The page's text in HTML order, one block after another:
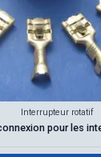
Interrupteur rotatif
pour les